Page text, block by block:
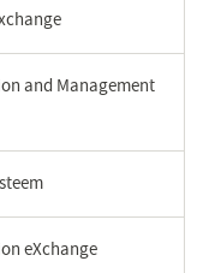
and Management
eXchange